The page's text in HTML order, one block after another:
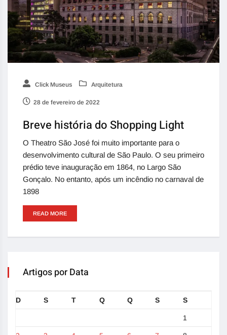
Click Museus Arquitetura
28 de fevereiro de 2022
Breve história do Shopping Light
O Theatro São José foi muito importante para o
desenvolvimento cultural de São Paulo. O seu primeiro
prédio teve inauguração em 1864, no Largo São
Gonçalo. No entanto, após um incêndio no carnaval de
1898
READ MORE
Artigos por Data
D S T Q Q S S
1